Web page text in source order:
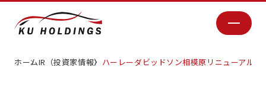
ホームIR（投資家情報） ハーレーダビッドソン相模原リニューアルオ